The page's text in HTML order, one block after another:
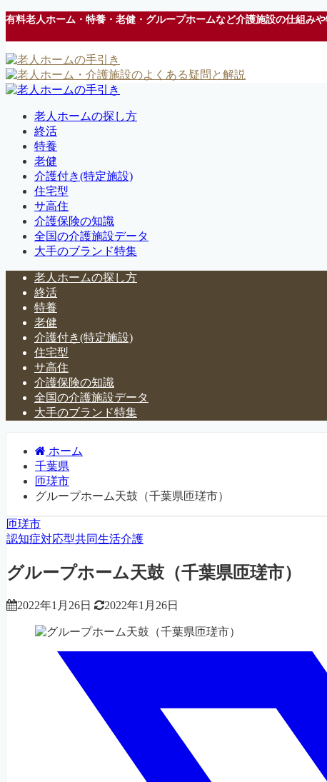
有料老人ホーム・特養・老健・グループホームなど介護施設の仕組み
老人ホームの探し方
終活
特養
老健
介護付き(特定施設)
住宅型
サ高住
介護保険の知識
全国の介護施設データ
大手のブランド特集
老人ホームの探し方
終活
特養
老健
介護付き(特定施設)
住宅型
サ高住
介護保険の知識
全国の介護施設データ
大手のブランド特集
ホーム
千葉県
匝瑳市
グループホーム天鼓（千葉県匝瑳市）
匝瑳市
認知症対応型共同生活介護
グループホーム天鼓（千葉県匝瑳市）
2022年1月26日 2022年1月26日